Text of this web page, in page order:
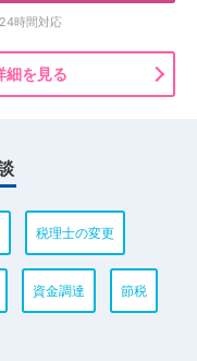
24時間対応
細を見る
税理士の変更
資金調達 節税